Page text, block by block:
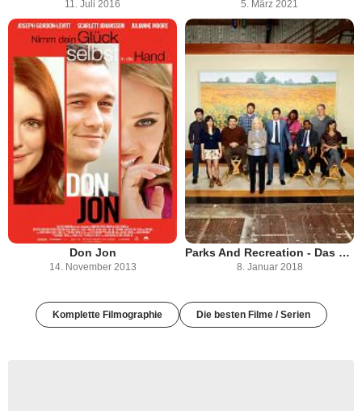
11. Juli 2016 5. März 2021
Don Jon
14. November 2013
Parks And Recreation - Das Grünflächenamt
8. Januar 2018
Komplette Filmographie Die besten Filme / Serien